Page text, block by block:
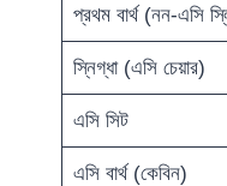
প্রথম বার্থ (নন-এসি
স্নিগ্ধা (এসি চেয়ার)
এসি সিট
এসি বার্থ (কেবিন)